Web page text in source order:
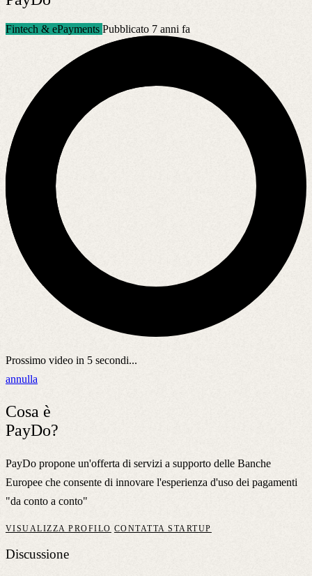
Fintech & ePayments Pubblicato 7 anni fa
Prossimo video in 5 secondi...
annulla
Cosa è
PayDo?
PayDo propone un'offerta di servizi a supporto delle Banche
Europee che consente di innovare l'esperienza d'uso dei pagamenti
"da conto a conto"
VISUALIZZA PROFILO CONTATTA STARTUP
Discussione